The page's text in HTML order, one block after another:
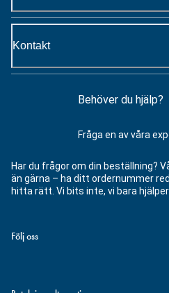
Kontakt
Behöver du hjälp?
Fråga en av våra
Har du frågor om din beställning?
än gärna – ha ditt ordernummer
hitta rätt. Vi bits inte, vi bara
Följ oss